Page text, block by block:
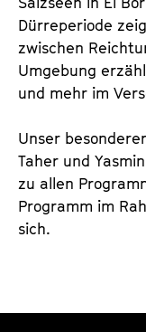
Dürreperiode
zwischen
Umgebung
und mehr im
Unser
Taher und
zu allen
Programm im
sich.